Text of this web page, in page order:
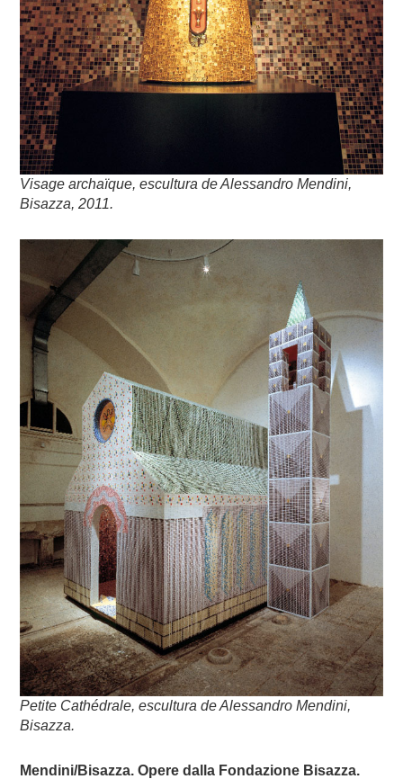
Visage archaïque, escultura de Alessandro Mendini,
Bisazza, 2011.
Petite Cathédrale, escultura de Alessandro Mendini,
Bisazza.
Mendini/Bisazza. Opere dalla Fondazione Bisazza.